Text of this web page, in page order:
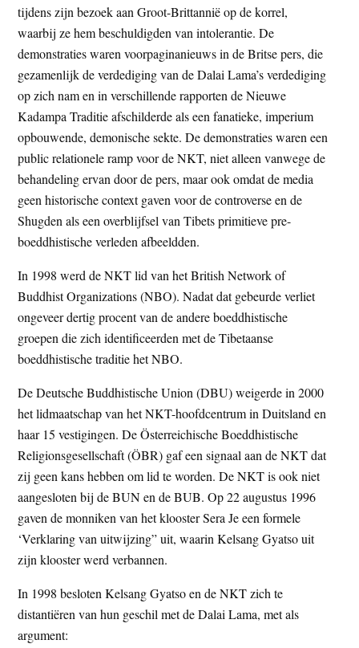
tijdens zijn bezoek aan Groot-Brittannië op de korrel,
waarbij ze hem beschuldigden van intolerantie. De
demonstraties waren voorpaginanieuws in de Britse pers, die
gezamenlijk de verdediging van de Dalai Lama’s verdediging
op zich nam en in verschillende rapporten de Nieuwe
Kadampa Traditie afschilderde als een fanatieke, imperium
opbouwende, demonische sekte. De demonstraties waren een
public relationele ramp voor de NKT, niet alleen vanwege de
behandeling ervan door de pers, maar ook omdat de media
geen historische context gaven voor de controverse en de
Shugden als een overblijfsel van Tibets primitieve pre-
boeddhistische verleden afbeeldden.
In 1998 werd de NKT lid van het British Network of
Buddhist Organizations (NBO). Nadat dat gebeurde verliet
ongeveer dertig procent van de andere boeddhistische
groepen die zich identificeerden met de Tibetaanse
boeddhistische traditie het NBO.
De Deutsche Buddhistische Union (DBU) weigerde in 2000
het lidmaatschap van het NKT-hoofdcentrum in Duitsland en
haar 15 vestigingen. De Österreichische Boeddhistische
Religionsgesellschaft (ÖBR) gaf een signaal aan de NKT dat
zij geen kans hebben om lid te worden. De NKT is ook niet
aangesloten bij de BUN en de BUB. Op 22 augustus 1996
gaven de monniken van het klooster Sera Je een formele
‘Verklaring van uitwijzing” uit, waarin Kelsang Gyatso uit
zijn klooster werd verbannen.
In 1998 besloten Kelsang Gyatso en de NKT zich te
distantiëren van hun geschil met de Dalai Lama, met als
argument: